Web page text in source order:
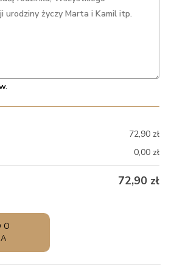
72,90 zł
0,00 zł
72,90 zł